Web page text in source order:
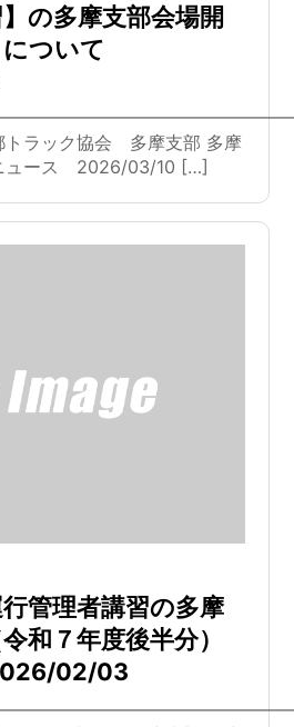
の多摩支部会場開
について
トラック協会 多摩支部 多摩
ュース 2026/03/10 […]
行管理者講習の多摩
和７年度後半分）
02/03